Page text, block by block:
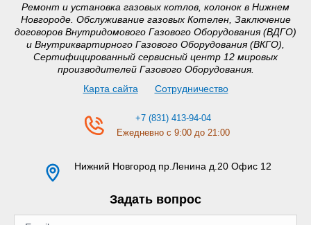
Ремонт и установка газовых котлов, колонок в Нижнем
Новгороде. Обслуживание газовых Котелен, Заключение
договоров Внутридомового Газового Оборудования (ВДГО)
и Внутриквартирного Газового Оборудования (ВКГО),
Сертифицированный сервисный центр 12 мировых
производителей Газового Оборудования.
Карта сайта
Сотрудничество
+7 (831) 413-94-04
Ежедневно с 9:00 до 21:00
Нижний Новгород пр.Ленина д.20 Офис 12
Задать вопрос